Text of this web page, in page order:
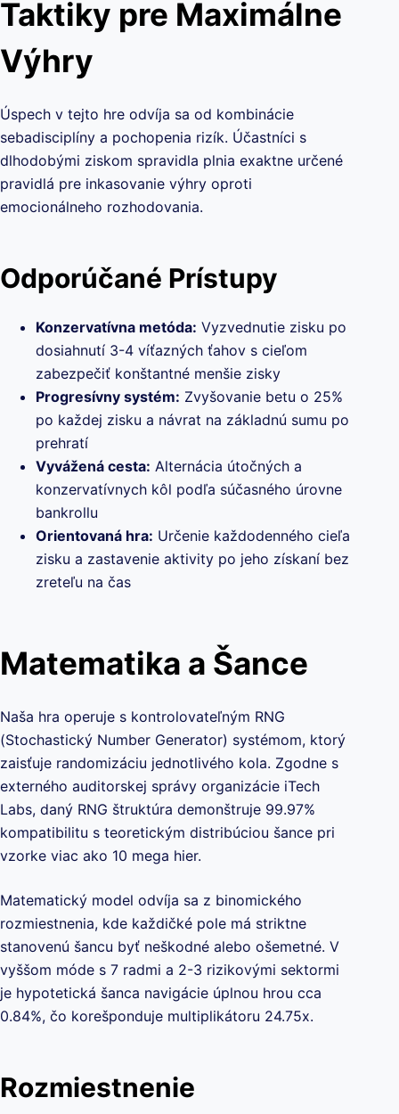
Taktiky pre Maximálne
Výhry
Úspech v tejto hre odvíja sa od kombinácie
sebadisciplíny a pochopenia rizík. Účastníci s
dlhodobými ziskom spravidla plnia exaktne určené
pravidlá pre inkasovanie výhry oproti
emocionálneho rozhodovania.
Odporúčané Prístupy
Konzervatívna metóda: Vyzvednutie zisku po
dosiahnutí 3-4 víťazných ťahov s cieľom
zabezpečiť konštantné menšie zisky
Progresívny systém: Zvyšovanie betu o 25%
po každej zisku a návrat na základnú sumu po
prehratí
Vyvážená cesta: Alternácia útočných a
konzervatívnych kôl podľa súčasného úrovne
bankrollu
Orientovaná hra: Určenie každodenného cieľa
zisku a zastavenie aktivity po jeho získaní bez
zreteľu na čas
Matematika a Šance
Naša hra operuje s kontrolovateľným RNG
(Stochastický Number Generator) systémom, ktorý
zaisťuje randomizáciu jednotlivého kola. Zgodne s
externého auditorskej správy organizácie iTech
Labs, daný RNG štruktúra demonštruje 99.97%
kompatibilitu s teoretickým distribúciou šance pri
vzorke viac ako 10 mega hier.
Matematický model odvíja sa z binomického
rozmiestnenia, kde každičké pole má striktne
stanovenú šancu byť neškodné alebo ošemetné. V
vyššom móde s 7 radmi a 2-3 rizikovými sektormi
je hypotetická šanca navigácie úplnou hrou cca
0.84%, čo korešponduje multiplikátoru 24.75x.
Rozmiestnenie